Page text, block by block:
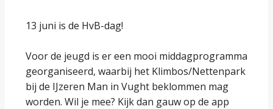
13 juni is de HvB-dag!
Voor de jeugd is er een mooi middagprogramma
georganiseerd, waarbij het Klimbos/Nettenpark
bij de IJzeren Man in Vught beklommen mag
worden. Wil je mee? Kijk dan gauw op de app